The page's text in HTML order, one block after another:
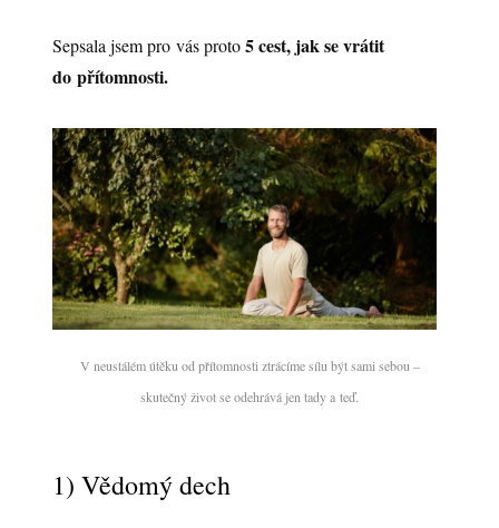
Sepsala jsem pro vás proto5 cest, jak se vrátit
do přítomnosti.
V neustálém útěku od přítomnosti ztrácíme sílu být sami sebou –
skutečný život se odehrává jen tady a teď.
1) Vědomý dech